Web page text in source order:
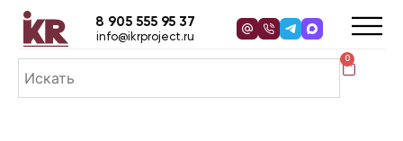
0
8 905 555 95 37
info@ikrproject.ru